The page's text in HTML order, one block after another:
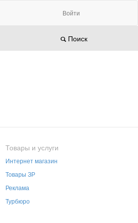
Войти
Поиск
Товары и услуги
Интернет магазин
Товары ЗР
Реклама
Турбюро